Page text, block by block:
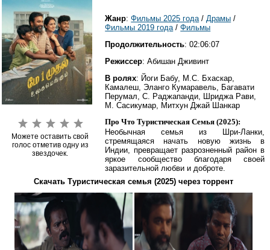
Можете оставить свой
голос отметив одну из
звездочек.
Жанр:Фильмы 2025 года/Драмы /
Фильмы 2019 года/Фильмы
Продолжительность: 02:06:07
Режиссер: Абишан Дживинт
В ролях: Йоги Бабу, М.С. Бхаскар,
Камалеш, Эланго Кумаравель, Багавати
Перумал, С. Раджапанди, Шриджа Рави,
М. Сасикумар, Митхун Джай Шанкар
Про Что Туристическая Семья (2025):
Необычная семья из Шри-Ланки,
стремящаяся начать новую жизнь в
Индии, превращает разрозненный район в
яркое сообщество благодаря своей
заразительной любви и доброте.
Скачать Туристическая семья (2025) через торрент